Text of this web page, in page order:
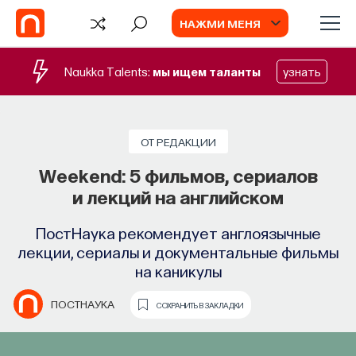
НАЖМИ МЕНЯ
Naukka Talents: мы ищем таланты узнать
ОТ РЕДАКЦИИ
Weekend: 5 фильмов, сериалов
и лекций на английском
ПостНаука рекомендует англоязычные
лекции, сериалы и документальные фильмы
на каникулы
ПОСТНАУКА СОХРАНИТЬ В ЗАКЛАДКИ
TV